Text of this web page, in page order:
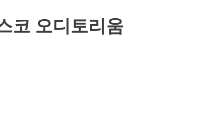
코 오디토리움